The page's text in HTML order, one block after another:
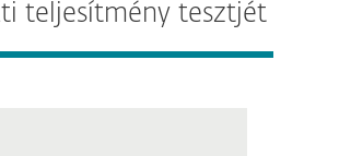
teljesítmény tesztjét